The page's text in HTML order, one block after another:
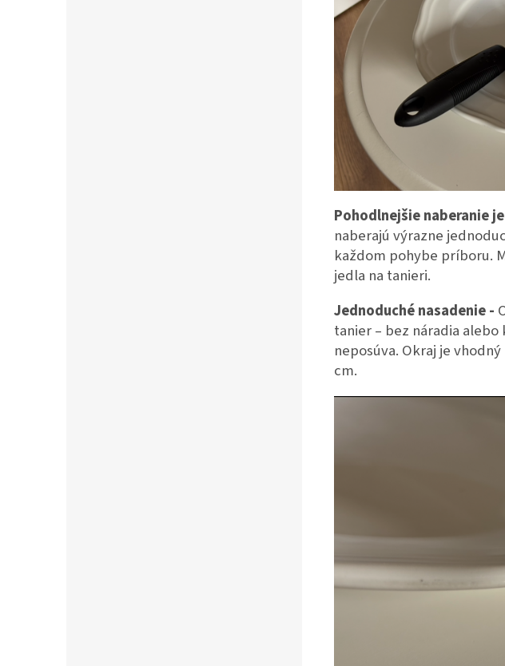
Pohodlnejšie naberanie
naberajú výrazne
každom pohybe príboru.
jedla na tanieri.
Jednoduché nasadenie -
tanier – bez náradia
neposúva. Okraj je
cm.